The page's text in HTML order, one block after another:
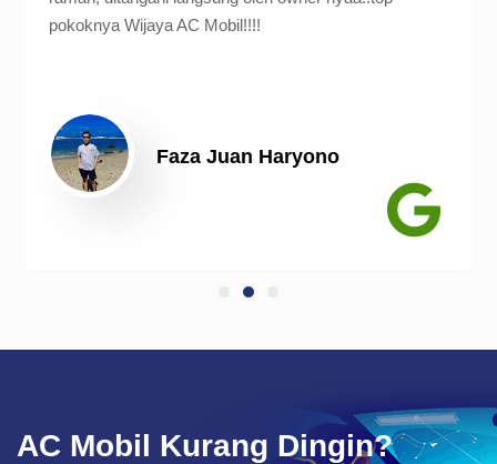
pokoknya Wijaya AC Mobil!!!!
Faza Juan Haryono
AC Mobil Kurang Dingin?